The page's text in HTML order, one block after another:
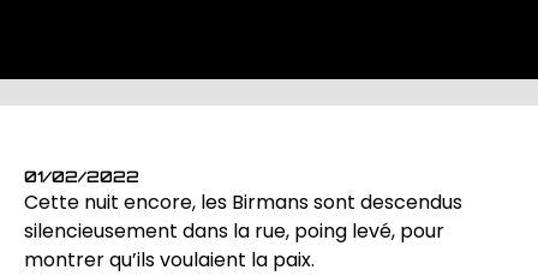
01/02/2022
Cette nuit encore, les Birmans sont descendus
silencieusement dans la rue, poing levé, pour
montrer qu’ils voulaient la paix.